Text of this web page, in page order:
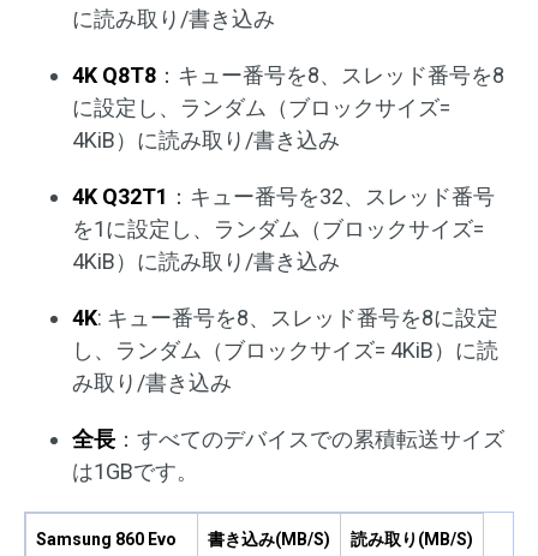
に読み取り/書き込み
4K Q8T8 ：キュー番号を8、スレッド番号を8
に設定し、ランダム（ブロックサイズ=
4KiB）に読み取り/書き込み
4K Q32T1 ：キュー番号を32、スレッド番号
を1に設定し、ランダム（ブロックサイズ=
4KiB）に読み取り/書き込み
4K: キュー番号を8、スレッド番号を8に設定
し、ランダム（ブロックサイズ= 4KiB）に読
み取り/書き込み
全長 ：すべてのデバイスでの累積転送サイズ
は1GBです。
Samsung 860 Evo 書き込み(MB/S) 読み取り(MB/S)